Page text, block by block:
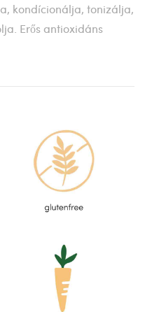
kondícionálja, tonizálja,
Erős antioxidáns